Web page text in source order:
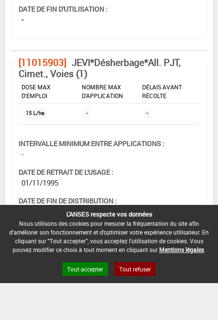
DATE DE FIN D'UTILISATION :
-
[11015903] JEVI*Désherbage*All. PJT,
Cimet., Voies (1)
DOSE MAX
D'EMPLOI
NOMBRE MAX
D'APPLICATION
DÉLAIS AVANT
RÉCOLTE
15 L/ha - -
INTERVALLE MINIMUM ENTRE APPLICATIONS :
-
DATE DE RETRAIT DE L'USAGE :
01/11/1995
DATE DE FIN DE DISTRIBUTION :
DATE DE FIN D'UTILISATION :
-
L'ANSES respecte vos données
Nous utilisons des cookies pour mesurer la fréquentation du site afin
d'améliorer son fonctionnement et d'optimiser votre expérience utilisateur. En
cliquant sur "Tout accepter", vous acceptez l'utilisation de cookies. Vous
pouvez modifier ce choix à tout moment en cliquant sur Mentions légales
Tout accepter Tout refuser